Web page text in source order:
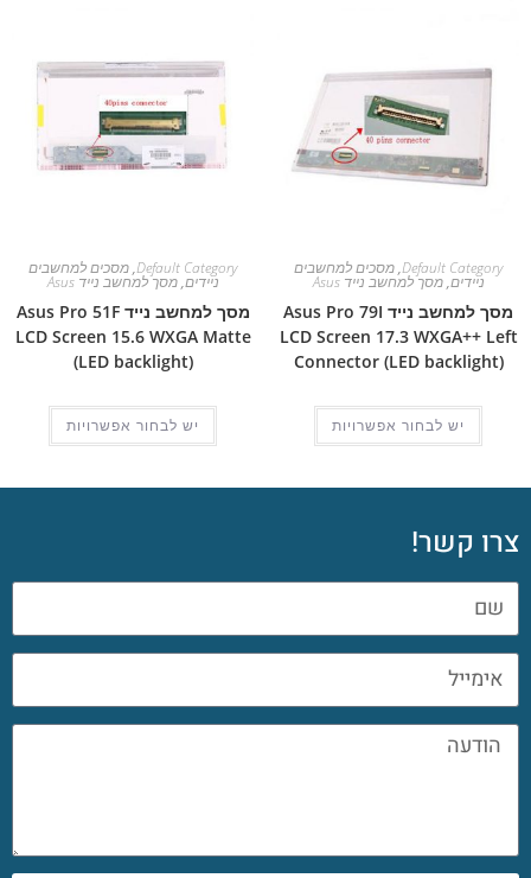
Default Category
,מסכים למחשבים
ניידים,מסך למחשב נייד Asus
מסך למחשב נייד Asus Pro 79I
LCD Screen 17.3 WXGA++ Left
Connector (LED backlight)
יש לבחור אפשרויות
Default Category
,מסכים למחשבים
ניידים,מסך למחשב נייד Asus
מסך למחשב נייד Asus Pro 51F
LCD Screen 15.6 WXGA Matte
(LED backlight)
יש לבחור אפשרויות
צרו קשר!